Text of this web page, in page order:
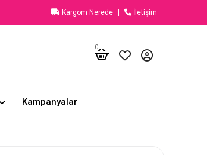
Kargom Nerede İletişim
0
Kampanyalar